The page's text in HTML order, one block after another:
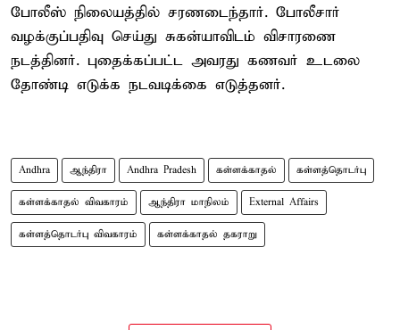
போலீஸ் நிலையத்தில் சரணடைந்தார். போலீசார்
வழக்குப்பதிவு செய்து சுகன்யாவிடம் விசாரணை
நடத்தினர். புதைக்கப்பட்ட அவரது கணவர் உடலை
தோண்டி எடுக்க நடவடிக்கை எடுத்தனர்.
Andhra ஆந்திரா Andhra Pradesh கள்ளக்காதல் கள்ளத்தொடர்பு
கள்ளக்காதல் விவகாரம் ஆந்திரா மாநிலம் External Affairs
கள்ளத்தொடர்பு விவகாரம் கள்ளக்காதல் தகராறு